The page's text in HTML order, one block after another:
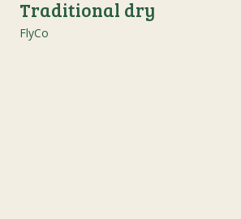
Traditional dry
FlyCo